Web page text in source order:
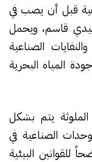
قبل أن يصب في
قاسم، ويحمل
الصناعية
المياه البحرية
يتم بشكل
الصناعية في
للقوانين البيئية